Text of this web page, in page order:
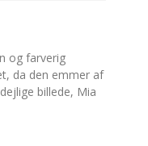
og farverig
da den emmer af
billede, Mia